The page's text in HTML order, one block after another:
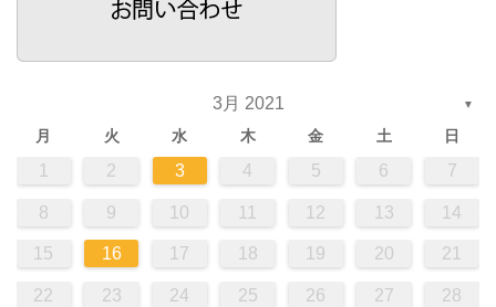
3月 2021 ▼
月 火 水 木 金 土 日
1 2 3 4 5 6 7
8 9 10 11 12 13 14
15 16 17 18 19 20 21
22 23 24 25 26 27 28